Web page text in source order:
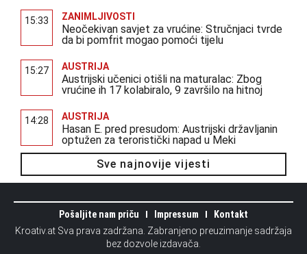
15:33 ZANIMLJIVOSTI
Neočekivan savjet za vrućine: Stručnjaci tvrde
da bi pomfrit mogao pomoći tijelu
15:27 AUSTRIJA
Austrijski učenici otišli na maturalac: Zbog
vrućine ih 17 kolabiralo, 9 završilo na hitnoj
14:28 AUSTRIJA
Hasan E. pred presudom: Austrijski državljanin
optužen za teroristički napad u Meki
Sve najnovije vijesti
Pošaljite nam priču Impressum
Kontakt
Kroativ.at Sva prava zadržana. Zabranjeno preuzimanje sadržaja
bez dozvole izdavača.